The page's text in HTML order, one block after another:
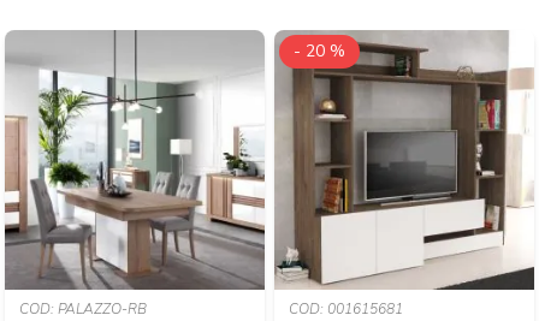
COD: PALAZZO-RB
COD: 001615681
- 20 %